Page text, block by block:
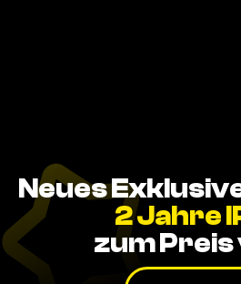
Neues
2 Jahre
zum Preis